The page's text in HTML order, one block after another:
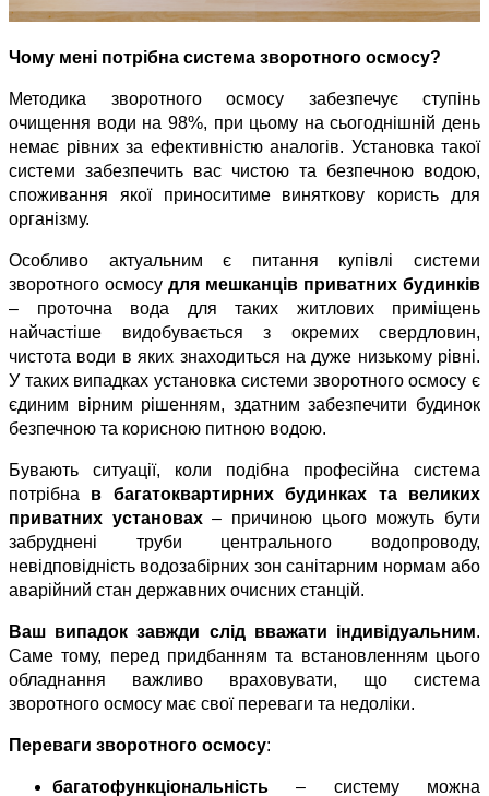
Чому мені потрібна система зворотного осмосу?
Методика зворотного осмосу забезпечує ступінь
очищення води на 98%, при цьому на сьогоднішній день
немає рівних за ефективністю аналогів. Установка такої
системи забезпечить вас чистою та безпечною водою,
споживання якої приноситиме виняткову користь для
організму.
Особливо актуальним є питання купівлі системи
зворотного осмосу для мешканців приватних будинків
– проточна вода для таких житлових приміщень
найчастіше видобувається з окремих свердловин,
чистота води в яких знаходиться на дуже низькому рівні.
У таких випадках установка системи зворотного осмосу є
єдиним вірним рішенням, здатним забезпечити будинок
безпечною та корисною питною водою.
Бувають ситуації, коли подібна професійна система
потрібна в багатоквартирних будинках та великих
приватних установах – причиною цього можуть бути
забруднені труби центрального водопроводу,
невідповідність водозабірних зон санітарним нормам або
аварійний стан державних очисних станцій.
Ваш випадок завжди слід вважати індивідуальним.
Саме тому, перед придбанням та встановленням цього
обладнання важливо враховувати, що система
зворотного осмосу має свої переваги та недоліки.
Переваги зворотного осмосу:
багатофункціональність – систему можна